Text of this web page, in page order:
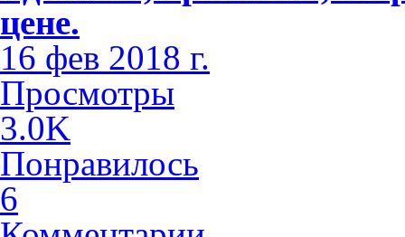
цене.
16 фев 2018 г.
Просмотры
3.0K
Понравилось
6